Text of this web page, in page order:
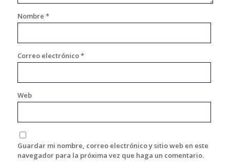
Nombre *
Correo electrónico*
Web
Guardar mi nombre, correo electrónico y sitio web en este
navegador para la próxima vez que haga un comentario.